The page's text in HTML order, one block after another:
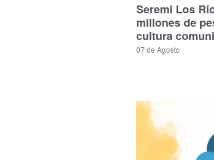
Seremi Los
millones de
cultura
07 de Agosto